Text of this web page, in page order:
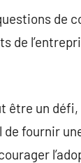
de
de
être un
fournir